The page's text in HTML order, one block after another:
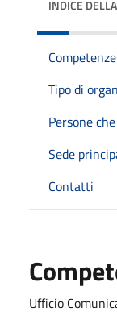
INDICE
Competenze
Tipo di
Persone
Sede
Contatti
Ufficio